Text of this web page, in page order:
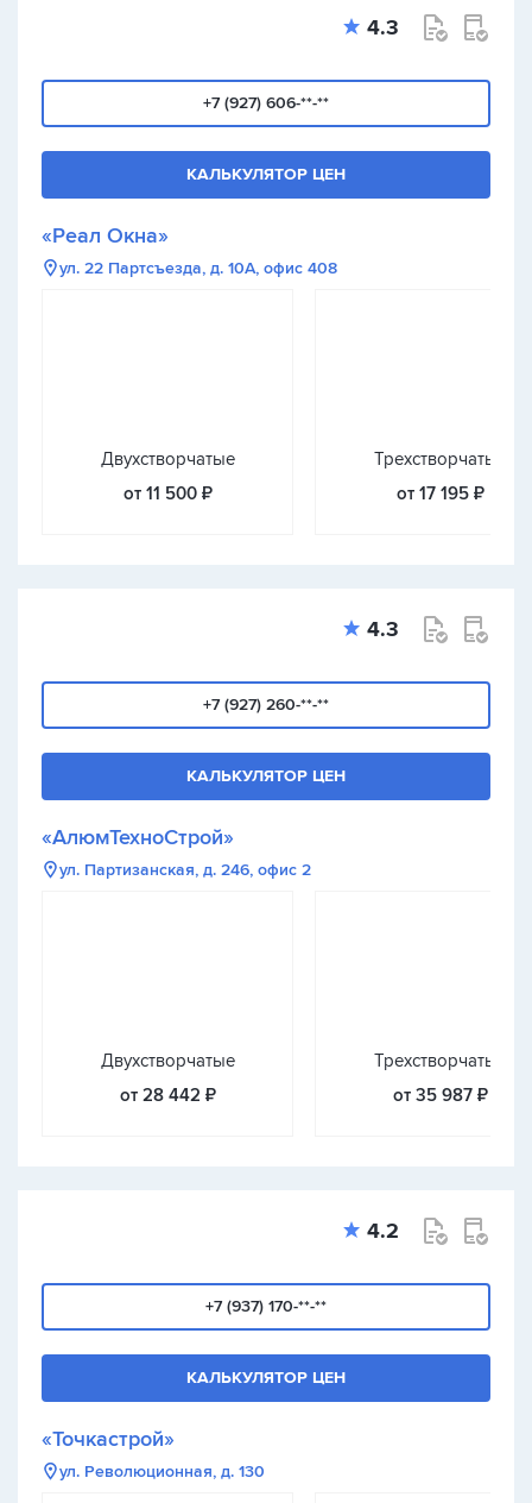
4.3
+7 (927) 606-**-**
КАЛЬКУЛЯТОР ЦЕН
«Реал Окна»
ул. 22 Партсъезда, д. 10А, офис 408
Двухстворчатые
от 11 500 ₽
Трехстворчатые
от 17 195 ₽
4.3
+7 (927) 260-**-**
КАЛЬКУЛЯТОР ЦЕН
«АлюмТехноСтрой»
ул. Партизанская, д. 246, офис 2
Двухстворчатые
от 28 442 ₽
Трехстворчатые
от 35 987 ₽
4.2
+7 (937) 170-**-**
КАЛЬКУЛЯТОР ЦЕН
«Точкастрой»
ул. Революционная, д. 130